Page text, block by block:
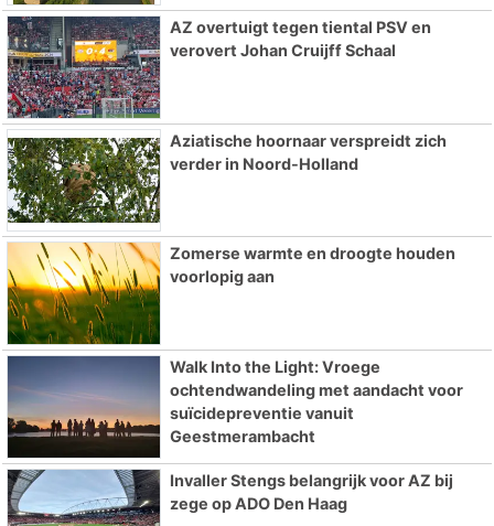
AZ overtuigt tegen tiental PSV en
verovert Johan Cruijff Schaal
Aziatische hoornaar verspreidt zich
verder in Noord-Holland
Zomerse warmte en droogte houden
voorlopig aan
Walk Into the Light: Vroege
ochtendwandeling met aandacht voor
suïcidepreventie vanuit
Geestmerambacht
Invaller Stengs belangrijk voor AZ bij
zege op ADO Den Haag